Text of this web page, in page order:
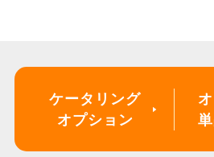
ケータリング
オプション